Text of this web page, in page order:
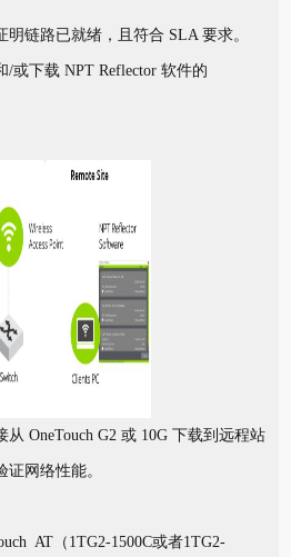
明链路已就绪，且符合 SLA 要求。
/或下载 NPT Reflector 软件的
从 OneTouch G2 或 10G 下载到远程站
证网络性能。
AT（1TG2-1500C或者1TG2-